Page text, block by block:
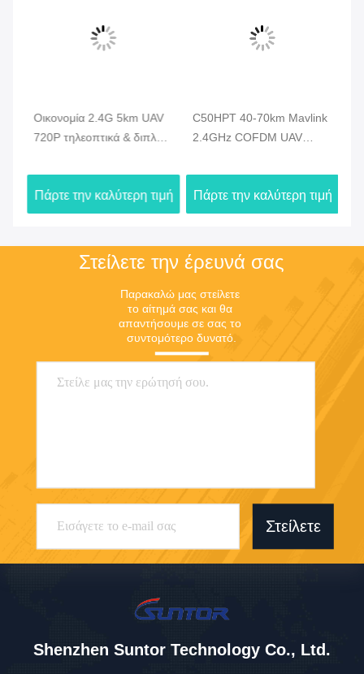
Οικονομία 2.4G 5km UAV
720P τηλεοπτικά & διπλά
αποστολής σημάτων HDMI
κηφήνων τηλεοπτικά -
σύνδεση
Πάρτε την καλύτερη τιμή
C50HPT 40-70km Mavlink
2.4GHz COFDM UAV
μακράς εμβέλειας
UP/Downlink
Πάρτε την καλύτερη τιμή
Στείλετε την έρευνά σας
Παρακαλώ μας στείλετε
το αίτημά σας και θα
απαντήσουμε σε σας το
συντομότερο δυνατό.
Στείλετε
Shenzhen Suntor Technology Co., Ltd.